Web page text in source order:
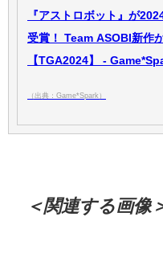
『アストロボット』が
受賞！ Team ASOBI新作
【TGA2024】 -
（出典：Game*Spark）
＜関連する画像